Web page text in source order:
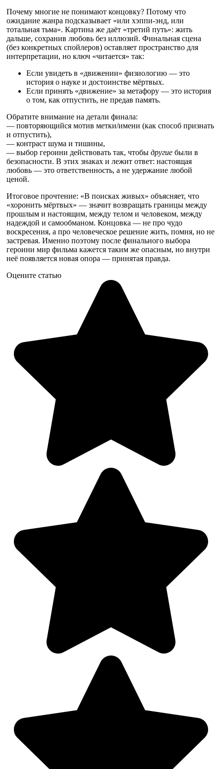
Почему многие не понимают концовку? Потому что
ожидание жанра подсказывает «или хэппи-энд, или
тотальная тьма». Картина же даёт «третий путь»: жить
дальше, сохранив любовь без иллюзий. Финальная сцена
(без конкретных спойлеров) оставляет пространство для
интерпретации, но ключ «читается» так:
Если увидеть в «движении» физиологию — это
история о науке и достоинстве мёртвых.
Если принять «движение» за метафору — это история
о том, как отпустить, не предав память.
Обратите внимание на детали финала:
— повторяющийся мотив метки/имени (как способ признать
и отпустить),
— контраст шума и тишины,
— выбор героини действовать так, чтобы другие были в
безопасности. В этих знаках и лежит ответ: настоящая
любовь — это ответственность, а не удержание любой
ценой.
Итоговое прочтение: «В поисках живых» объясняет, что
«хоронить мёртвых» — значит возвращать границы между
прошлым и настоящим, между телом и человеком, между
надеждой и самообманом. Концовка — не про чудо
воскресения, а про человеческое решение жить, помня, но не
застревая. Именно поэтому после финального выбора
героини мир фильма кажется таким же опасным, но внутри
неё появляется новая опора — принятая правда.
Оцените статью